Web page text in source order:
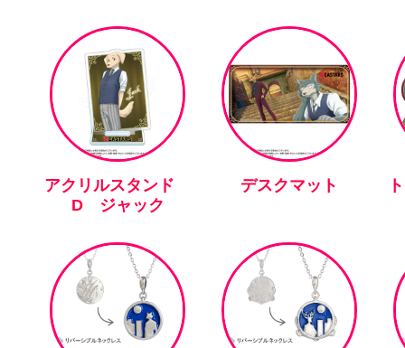
アクリルスタンド
D ジャック
デスクマット